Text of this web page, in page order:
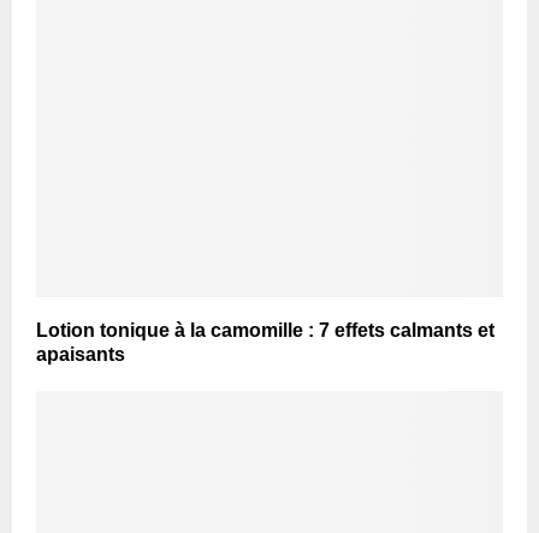
Lotion tonique à la camomille : 7 effets calmants et
apaisants